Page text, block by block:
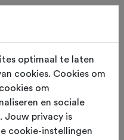
2024
optimaal te laten
cookies. Cookies om
om
en sociale
Jouw privacy is
cookie-instellingen